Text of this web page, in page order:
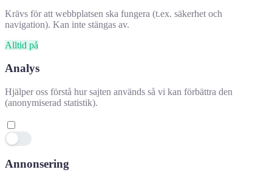
Hjälpte denna information dig?
Krävs för att webbplatsen ska fungera (t.ex. säkerhet och
navigation). Kan inte stängas av.
Alltid på
Analys
Hjälper oss förstå hur sajten används så vi kan förbättra den
(anonymiserad statistik).
Annonsering